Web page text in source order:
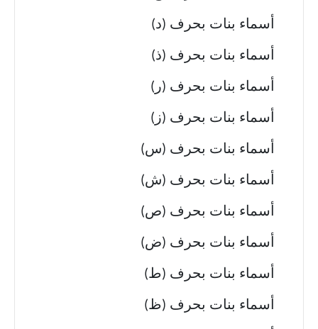
أسماء بنات بحرف (د)
أسماء بنات بحرف (ذ)
أسماء بنات بحرف (ر)
أسماء بنات بحرف (ز)
أسماء بنات بحرف (س)
أسماء بنات بحرف (ش)
أسماء بنات بحرف (ص)
أسماء بنات بحرف (ض)
أسماء بنات بحرف (ط)
أسماء بنات بحرف (ظ)